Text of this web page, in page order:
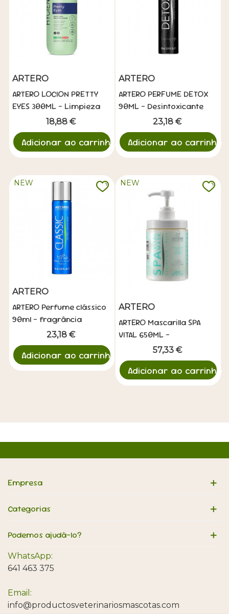
ARTERO
ARTERO LOCION PRETTY
EYES 300ML - Limpieza
Ocular Suave
18,88 €
Adicionar ao carrinho
ARTERO
ARTERO PERFUME DETOX
90ML - Desintoxicante
Antipolucion23,18 €
Adicionar ao carrinho
NEW
ARTERO
ARTERO Perfume clássico
90ml - fragrância
23,18 €
Adicionar ao carrinho
NEW
ARTERO
ARTERO Mascarilla SPA
VITAL 650ML -
Tratamiento Spa
Premium
57,33 €
Adicionar ao carrinho
Empresa
Categorias
Podemos ajudá-lo?
WhatsApp:
641 463 375
Email:
info@productosveterinariosmascotas.com